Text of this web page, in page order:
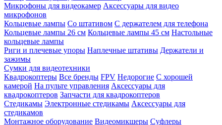
Микрофоны для видеокамер Аксессуары для видео
микрофонов
Кольцевые лампы Со штативом C держателем для телефона
Кольцевые лампы 26 см Кольцевые лампы 45 см Настольные
кольцевые лампы
Риги и плечевые упоры Наплечные штативы Держатели и
зажимы
Сумки для видеотехники
Квадрокоптеры Все бренды FPV Недорогие С хорошей
камерой На пульте управления Аксессуары для
квадрокоптеров Запчасти для квадрокоптеров
Стедикамы Электронные стедикамы Аксессуары для
стедикамов
Монтажное оборудование Видеомикшеры Суфлеры